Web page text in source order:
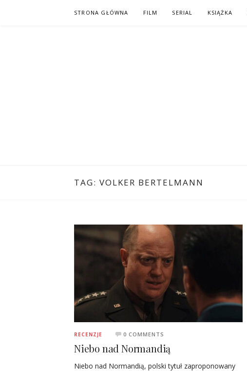
STRONA GŁÓWNA FILM SERIAL KSIĄŻKA
TAG: VOLKER BERTELMANN
RECENZJE 0 COMMENTS
Niebo nad Normandią
Niebo nad Normandią, polski tytuł zaproponowany